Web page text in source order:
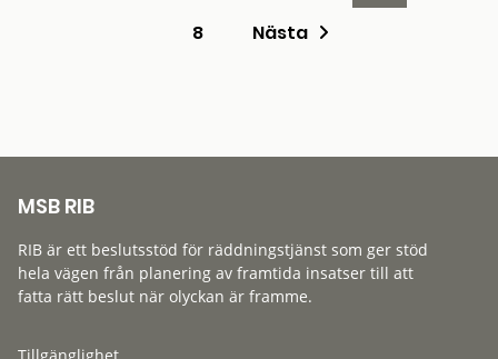
8
Nästa
MSB RIB
RIB är ett beslutsstöd för räddningstjänst som ger stöd
hela vägen från planering av framtida insatser till att
fatta rätt beslut när olyckan är framme.